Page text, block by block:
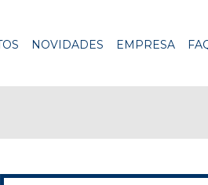
NOVIDADES EMPRESA